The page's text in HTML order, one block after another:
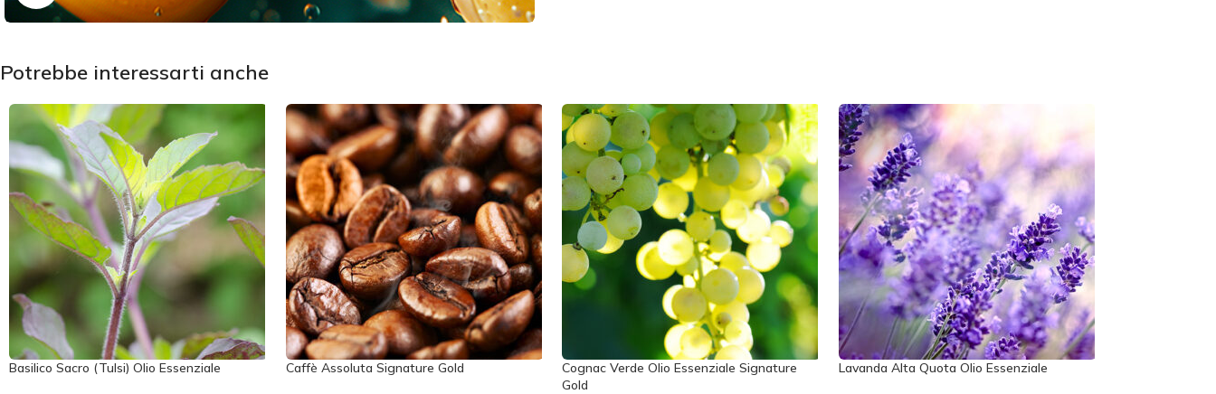
Potrebbe interessarti anche
Basilico Sacro (Tulsi) Olio Essenziale Caffè Assoluta Signature Gold
Cognac Verde Olio Essenziale Signature
Gold
Lavanda Alta Quota Olio Essenziale